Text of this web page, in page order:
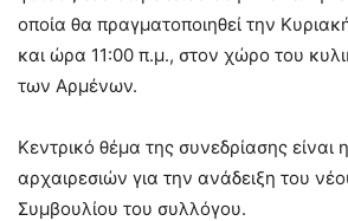
οποία θα πραγματοποιηθεί την
και ώρα 11:00 π.μ., στον χώρο του
των Αρμένων.
Κεντρικό θέμα της συνεδρίασης είναι
αρχαιρεσιών για την ανάδειξη του
Συμβουλίου του συλλόγου.